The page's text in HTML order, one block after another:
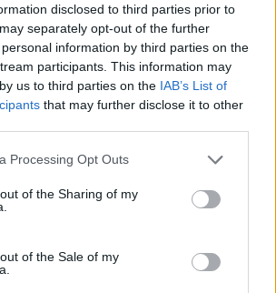
disclosed to third parties prior to
separately opt-out of the further
information by third parties on the
participants. This information may
us to third parties on the IAB’s List of
that may further disclose it to other
website/app uses one or more Google
visit or usage behaviour. You may click to
to Google and its third-party tags to
specified purposes in below Google
Processing Opt Outs
of the Sharing of my
of the Sale of my
azonban több vitatott helyzetbe
az abu-dzabi idényzárón is,
szuperlicenc-rendszerében 12
össze – ez automatikus
után, így nagy valószínűséggel
2026-os szezonnyitót
AJÁNLJUK